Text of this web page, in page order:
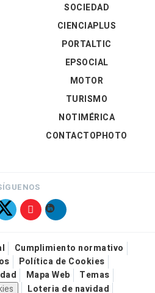
SOCIEDAD
CIENCIAPLUS
PORTALTIC
EPSOCIAL
MOTOR
TURISMO
NOTIMÉRICA
CONTACTOPHOTO
Cumplimiento normativo
Política de Cookies
Mapa Web
Temas
Loteria de navidad